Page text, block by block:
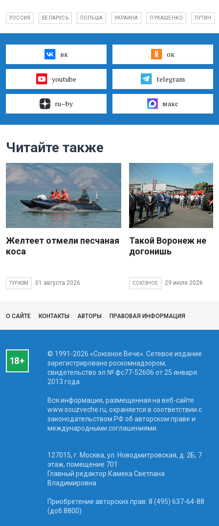
РОССИЯ БЕЛАРУСЬ ПОЛЬША УКРАИНА ЛУКАШЕНКО ПУТИН
вк ок
youtube telegram
ru–by макс
Читайте также
Желтеет отмели песчаная
коса
ТУРИЗМ 01 августа 2026
Такой Воронеж не
догонишь
СОЮЗНОЕ 29 июля 2026
О САЙТЕ КОНТАКТЫ АВТОРЫ ПРАВОВАЯ ИНФОРМАЦИЯ
© 1991-2026 «Союзное Вече». Сетевое издание
зарегистрировано роскомнадзором,
свидетельство эл № фc77-52606 от 25 января
2013 года.
Вся информация, размещенная на веб-сайте
www.souzveche.ru, охраняется в соответствии с
законодательством РФ об авторском праве и
международными соглашениями.
127015, г. Москва, ул. Новодмитровская, д. 2Б, 7
этаж, помещение 701
Главный редактор Камека Светлана
Владимировна
Приобретение авторских прав: 8 (495) 637-64-88
(доб.8800)